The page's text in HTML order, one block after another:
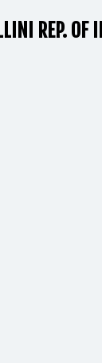
REP. OF